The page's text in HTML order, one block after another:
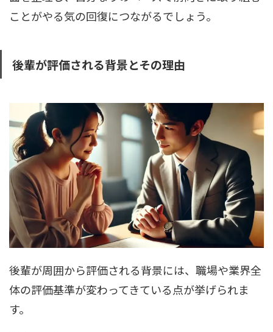
ことがやる気の回復につながるでしょう。
後輩が評価される背景とその理由
後輩が周囲から評価される背景には、職場や業界全
体の評価基準が変わってきている点が挙げられま
す。